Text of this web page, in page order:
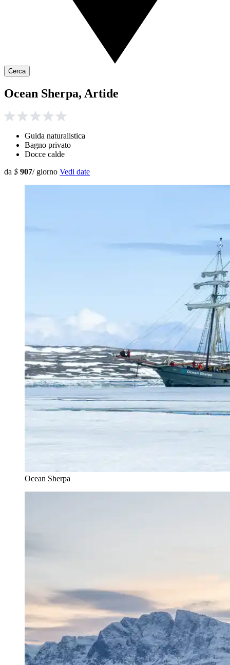
Cerca
Ocean Sherpa, Artide
Guida naturalistica
Bagno privato
Docce calde
da $ 907/ giorno Vedi date
Ocean Sherpa